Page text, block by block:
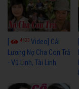
4433 Video] Cải
Lương Nợ Cha Con Trả
- Vũ Linh, Tài Linh